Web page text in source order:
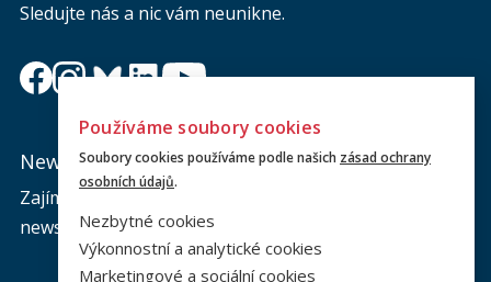
Sledujte nás a nic vám neunikne.
Newsletter
Zajímá vás dění na fakultě? Přihlaste se k odběru
newsletteru a buďte s námi v kontaktu.
Používáme soubory cookies
Soubory cookies používáme podle našich zásad ochrany
osobních údajů.
Nezbytné cookies
Výkonnostní a analytické cookies
Marketingové a sociální cookies